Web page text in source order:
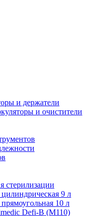
и держатели
и очистители
стерилизации
9 л
10 л
Defi-B (M110)